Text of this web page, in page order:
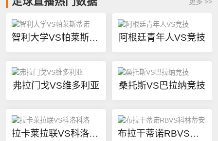
更多 >>
智利大学VS帕莱斯蒂诺 阿根廷青年人VS竞技
弗拉门戈VS维多利亚 桑托斯VS巴拉纳竞技
拉卡莱拉联VS科洛科洛 布拉干蒂诺RBVS科林蒂安